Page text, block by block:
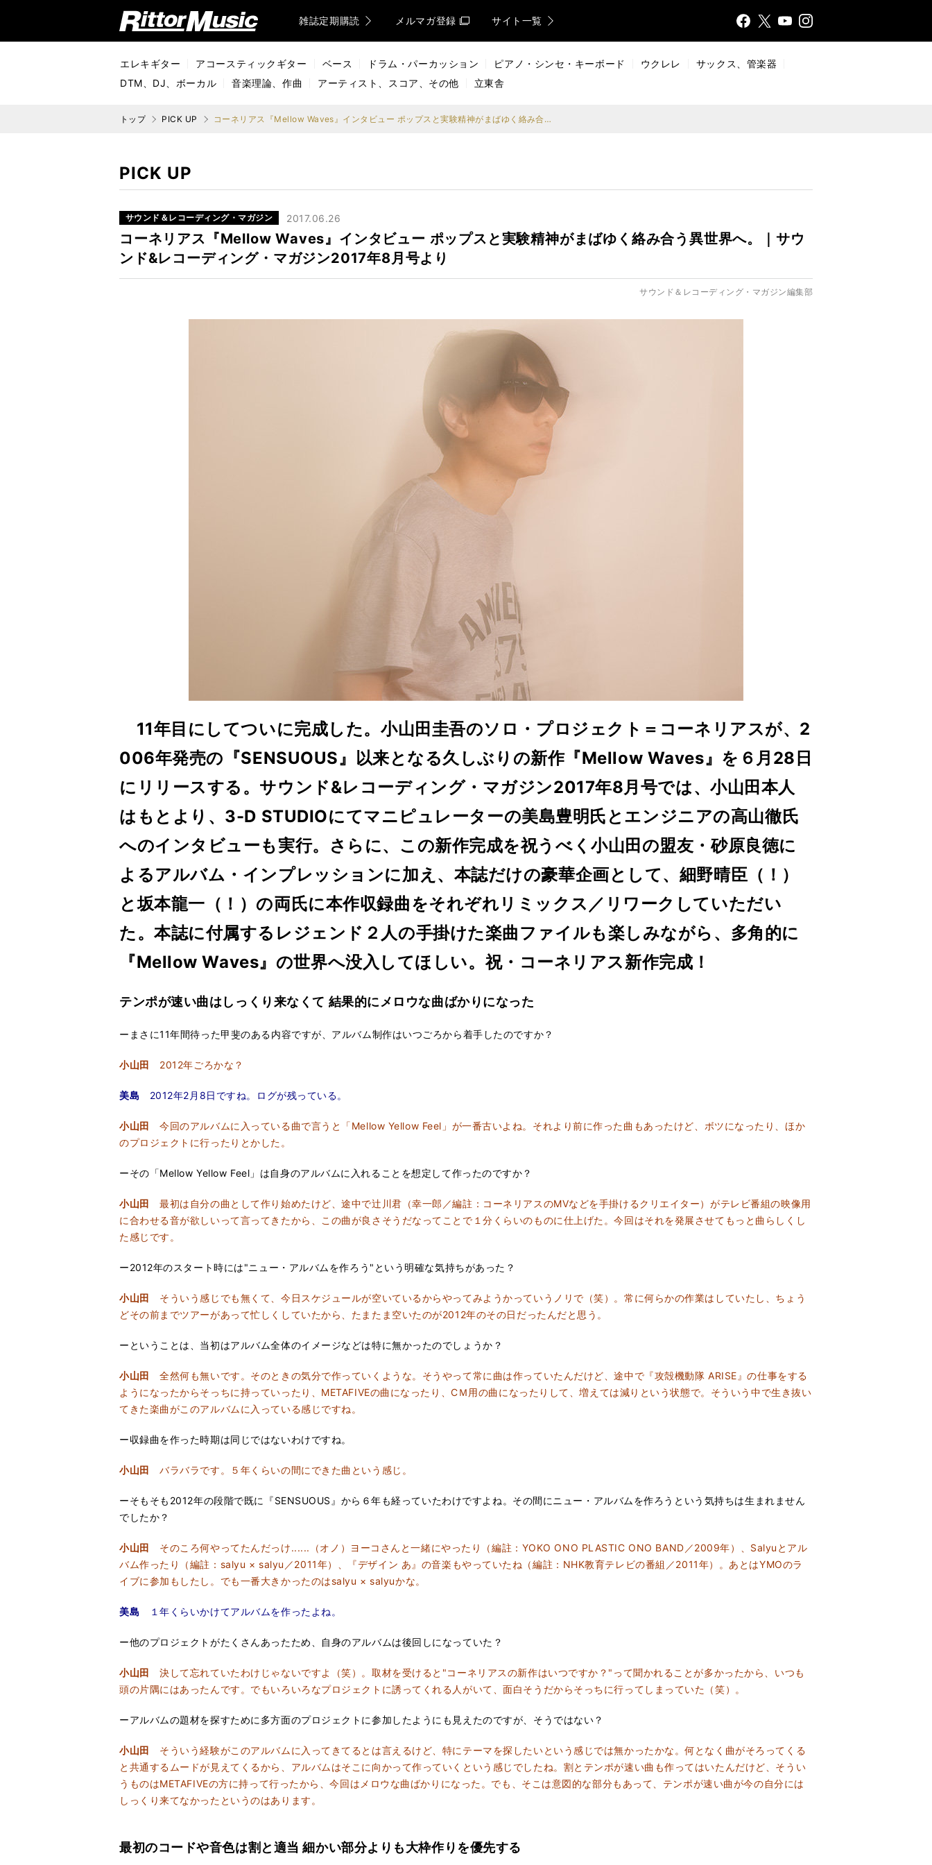
リットーミュージック (Rittor Music) 雑誌定期購読 メルマガ登録 サイト一覧
FaceX
YouTInsta
エレキギター アコースティックギター ベース ドラム・パーカッション ピアノ・シンセ・キーボード ウクレレ
サックス、管楽器
DTM、DJ、ボーカル
音楽理論、作曲 アーティスト、スコア、その他 立東舎
トップ PICK UP コーネリアス『Mellow Waves』インタビュー ポップスと実験精神がまばゆく絡み合う異世界へ。｜サウンド&レコーディング・マガジン2017年8月号より
PICK UP
サウンド＆レコーディング・マガジン 2017.06.26
コーネリアス『Mellow Waves』インタビュー ポップスと実験精神がまばゆく絡み合う異世界へ。｜サウ
ンド&レコーディング・マガジン2017年8月号より
サウンド＆レコーディング・マガジン編集部
11年目にしてついに完成した。小山田圭吾のソロ・プロジェクト＝コーネリアスが、2
006年発売の『SENSUOUS』以来となる久しぶりの新作『Mellow Waves』を６月28日
にリリースする。サウンド&レコーディング・マガジン2017年8月号では、小山田本人
はもとより、3-D STUDIOにてマニピュレーターの美島豊明氏とエンジニアの高山徹氏
へのインタビューも実行。さらに、この新作完成を祝うべく小山田の盟友・砂原良徳に
よるアルバム・インプレッションに加え、本誌だけの豪華企画として、細野晴臣（！）
と坂本龍一（！）の両氏に本作収録曲をそれぞれリミックス／リワークしていただい
た。本誌に付属するレジェンド２人の手掛けた楽曲ファイルも楽しみながら、多角的に
『Mellow Waves』の世界へ没入してほしい。祝・コーネリアス新作完成！
テンポが速い曲はしっくり来なくて 結果的にメロウな曲ばかりになった
ーまさに11年間待った甲斐のある内容ですが、アルバム制作はいつごろから着手したのですか？
小山田 2012年ごろかな？
美島 2012年2月8日ですね。ログが残っている。
小山田 今回のアルバムに入っている曲で言うと「Mellow Yellow Feel」が一番古いよね。それより前に作った曲もあったけど、ボツになったり、ほか
のプロジェクトに行ったりとかした。
ーその「Mellow Yellow Feel」は自身のアルバムに入れることを想定して作ったのですか？
小山田 最初は自分の曲として作り始めたけど、途中で辻川君（幸一郎／編註：コーネリアスのMVなどを手掛けるクリエイター）がテレビ番組の映像用
に合わせる音が欲しいって言ってきたから、この曲が良さそうだなってことで１分くらいのものに仕上げた。今回はそれを発展させてもっと曲らしくし
た感じです。
ー2012年のスタート時には"ニュー・アルバムを作ろう"という明確な気持ちがあった？
小山田 そういう感じでも無くて、今日スケジュールが空いているからやってみようかっていうノリで（笑）。常に何らかの作業はしていたし、ちょう
どその前までツアーがあって忙しくしていたから、たまたま空いたのが2012年のその日だったんだと思う。
ーということは、当初はアルバム全体のイメージなどは特に無かったのでしょうか？
小山田 全然何も無いです。そのときの気分で作っていくような。そうやって常に曲は作っていたんだけど、途中で『攻殻機動隊 ARISE』の仕事をする
ようになったからそっちに持っていったり、METAFIVEの曲になったり、CＭ用の曲になったりして、増えては減りという状態で。そういう中で生き抜い
てきた楽曲がこのアルバムに入っている感じですね。
ー収録曲を作った時期は同じではないわけですね。
小山田 バラバラです。５年くらいの間にできた曲という感じ。
ーそもそも2012年の段階で既に『SENSUOUS』から６年も経っていたわけですよね。その間にニュー・アルバムを作ろうという気持ちは生まれません
でしたか？
小山田 そのころ何やってたんだっけ......（オノ）ヨーコさんと一緒にやったり（編註：YOKO ONO PLASTIC ONO BAND／2009年）、Salyuとアル
バム作ったり（編註：salyu × salyu／2011年）、『デザイン あ』の音楽もやっていたね（編註：NHK教育テレビの番組／2011年）。あとはYMOのラ
イブに参加もしたし。でも一番大きかったのはsalyu × salyuかな。
美島 １年くらいかけてアルバムを作ったよね。
ー他のプロジェクトがたくさんあったため、自身のアルバムは後回しになっていた？
小山田 決して忘れていたわけじゃないですよ（笑）。取材を受けると"コーネリアスの新作はいつですか？"って聞かれることが多かったから、いつも
頭の片隅にはあったんです。でもいろいろなプロジェクトに誘ってくれる人がいて、面白そうだからそっちに行ってしまっていた（笑）。
ーアルバムの題材を探すために多方面のプロジェクトに参加したようにも見えたのですが、そうではない？
小山田 そういう経験がこのアルバムに入ってきてるとは言えるけど、特にテーマを探したいという感じでは無かったかな。何となく曲がそろってくる
と共通するムードが見えてくるから、アルバムはそこに向かって作っていくという感じでしたね。割とテンポが速い曲も作ってはいたんだけど、そうい
うものはMETAFIVEの方に持って行ったから、今回はメロウな曲ばかりになった。でも、そこは意図的な部分もあって、テンポが速い曲が今の自分には
しっくり来てなかったというのはあります。
最初のコードや音色は割と適当 細かい部分よりも大枠作りを優先する